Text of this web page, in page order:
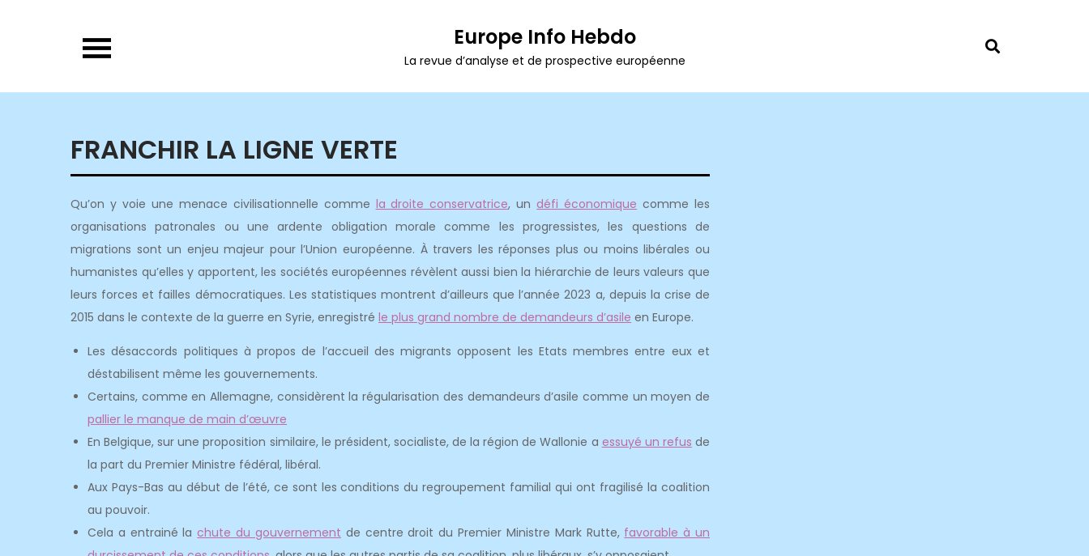
Europe Info Hebdo
La revue d’analyse et de prospective européenne
FRANCHIR LA LIGNE VERTE
Qu’on y voie une menace civilisationnelle comme la droite conservatrice, undéfi économique comme les
organisations patronales ou une ardente obligation morale comme les progressistes, les questions de
migrations sont un enjeu majeur pour l’Union européenne. À travers les réponses plus ou moins libérales ou
humanistes qu’elles y apportent, les sociétés européennes révèlent aussi bien la hiérarchie de leurs valeurs que
leurs forces et failles démocratiques. Les statistiques montrent d’ailleurs que l’année 2023 a, depuis la crise de
2015 dans le contexte de la guerre en Syrie, enregistré le plus grand nombre de demandeurs d’asile en Europe.
Les désaccords politiques à propos de l’accueil des migrants opposent les Etats membres entre eux et
déstabilisent même les gouvernements.
Certains, comme en Allemagne, considèrent la régularisation des demandeurs d’asile comme un moyen de
pallier le manque de main d’œuvre
En Belgique, sur une proposition similaire, le président, socialiste, de la région de Wallonie a essuyé un refus de
la part du Premier Ministre fédéral, libéral.
Aux Pays-Bas au début de l’été, ce sont les conditions du regroupement familial qui ont fragilisé la coalition
au pouvoir.
Cela a entrainé la chute du gouvernement de centre droit du Premier Ministre Mark Rutte, favorable à un